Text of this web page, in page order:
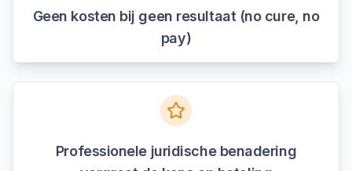
Geen kosten bij geen resultaat (no cure, no
pay)
Professionele juridische benadering